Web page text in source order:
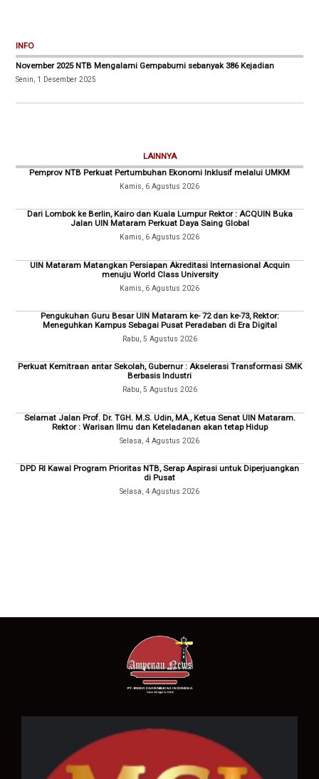
INFO
November 2025 NTB Mengalami Gempabumi sebanyak 386 Kejadian
Senin, 1 Desember 2025
LAINNYA
Pemprov NTB Perkuat Pertumbuhan Ekonomi Inklusif melalui UMKM
Kamis, 6 Agustus 2026
Dari Lombok ke Berlin, Kairo dan Kuala Lumpur Rektor : ACQUIN Buka
Jalan UIN Mataram Perkuat Daya Saing Global
Kamis, 6 Agustus 2026
UIN Mataram Matangkan Persiapan Akreditasi Internasional Acquin
menuju World Class University
Kamis, 6 Agustus 2026
Pengukuhan Guru Besar UIN Mataram ke- 72 dan ke-73, Rektor:
Meneguhkan Kampus Sebagai Pusat Peradaban di Era Digital
Rabu, 5 Agustus 2026
Perkuat Kemitraan antar Sekolah, Gubernur : Akselerasi Transformasi SMK
Berbasis Industri
Rabu, 5 Agustus 2026
Selamat Jalan Prof. Dr. TGH. M.S. Udin, MA., Ketua Senat UIN Mataram.
Rektor : Warisan Ilmu dan Keteladanan akan tetap Hidup
Selasa, 4 Agustus 2026
DPD RI Kawal Program Prioritas NTB, Serap Aspirasi untuk Diperjuangkan
di Pusat
Selasa, 4 Agustus 2026